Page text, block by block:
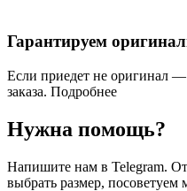
Гарантируем
Если приедет не оригинал
заказа. Подробнее
Нужна помощь?
Напишите нам в Telegram.
выбрать размер, посоветуем